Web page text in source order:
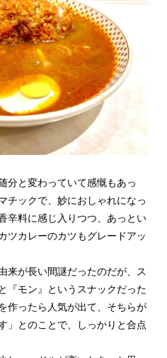
分と変わっていて感慨もあっ
チックで、妙におしゃれになっ
辛料に感じ入りつつ、あっとい
ツカレーのカツもグレードアッ
来が長い間謎だったのだが、ス
『モン』というスナックだった
作ったら人気が出て、そちらが
」とのことで、しっかりと合点